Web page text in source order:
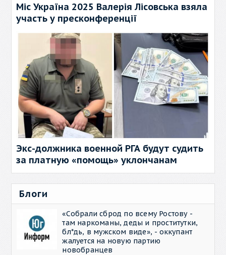
Міс Україна 2025 Валерія Лісовська взяла
участь у пресконференції
Экс-должника военной РГА будут судить
за платную «помощь» уклончанам
Блоги
«Собрали сброд по всему Ростову -
там наркоманы, деды и проститутки,
бл*дь, в мужском виде», - оккупант
жалуется на новую партию
новобранцев